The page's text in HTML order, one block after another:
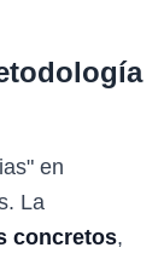
en
La
concretos,